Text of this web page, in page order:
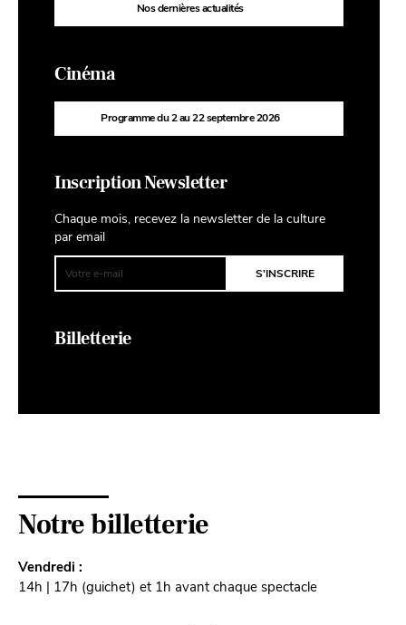
Nos dernières actualités
Cinéma
Programme du 2 au 22 septembre 2026
Inscription Newsletter
Chaque mois, recevez la newsletter de la culture
par email
Billetterie
Notre billetterie
Vendredi :
14h | 17h (guichet) et 1h avant chaque spectacle